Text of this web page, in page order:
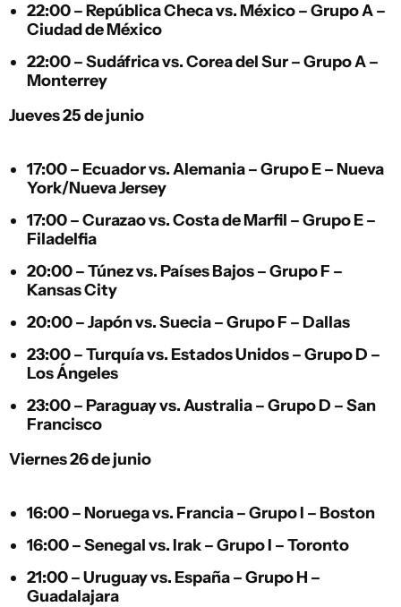
22:00 –República Checavs. México– Grupo A –
Ciudad de México
22:00 –Sudáfricavs.Corea del Sur– Grupo A –
Monterrey
Jueves 25 de junio
17:00 – Ecuadorvs.Alemania– Grupo E – Nueva
York/Nueva Jersey
17:00 –Curazaovs.Costa de Marfil – Grupo E –
Filadelfia
20:00 –Túnezvs. Países Bajos– Grupo F –
Kansas City
20:00 –Japónvs.Suecia– Grupo F – Dallas
23:00 –Turquíavs. Estados Unidos– Grupo D –
Los Ángeles
23:00 – Paraguayvs.Australia– Grupo D – San
Francisco
Viernes 26 de junio
16:00 – Noruegavs. Francia– Grupo I – Boston
16:00 –Senegalvs. Irak– Grupo I – Toronto
21:00 –Uruguayvs. España– Grupo H –
Guadalajara